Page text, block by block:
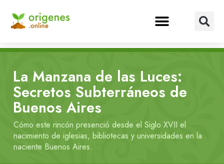
La Manzana de las Luces:
Secretos Subterráneos de
Buenos Aires
Cómo este rincón presenció desde el Siglo XVII el
nacimiento de iglesias, bibliotecas y universidades en la
naciente Buenos Aires.